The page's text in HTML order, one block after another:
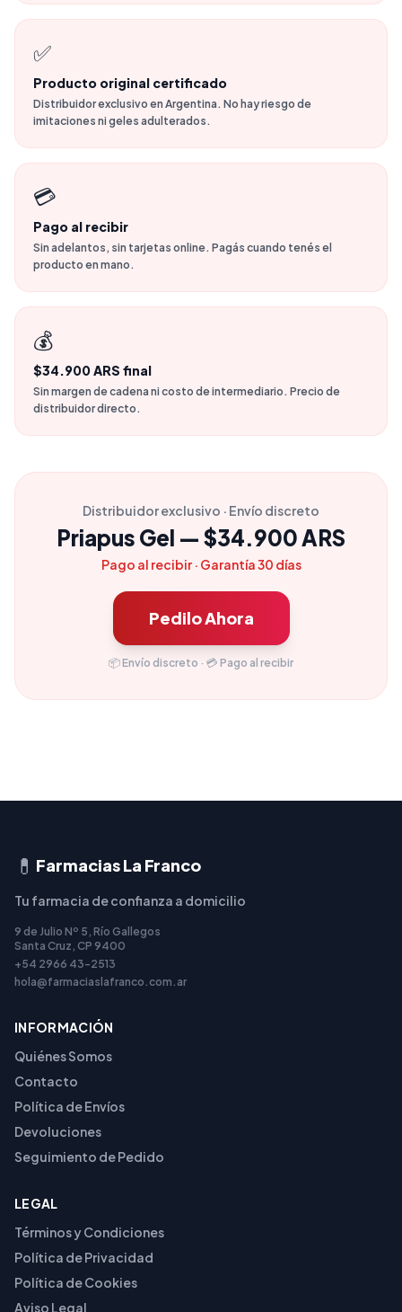
✅
Producto original certificado
Distribuidor exclusivo en Argentina. No hay riesgo de
imitaciones ni geles adulterados.
💳
Pago al recibir
Sin adelantos, sin tarjetas online. Pagás cuando tenés el
producto en mano.
💰
$34.900 ARS final
Sin margen de cadena ni costo de intermediario. Precio de
distribuidor directo.
Distribuidor exclusivo · Envío discreto
Priapus Gel — $34.900 ARS
Pago al recibir · Garantía 30 días
Pedilo Ahora
📦 Envío discreto · 💳 Pago al recibir
💊 Farmacias La Franco
Tu farmacia de confianza a domicilio
9 de Julio Nº 5, Río Gallegos
Santa Cruz, CP 9400
+54 2966 43-2513
hola@farmaciaslafranco.com.ar
INFORMACIÓN
Quiénes Somos
Contacto
Política de Envíos
Devoluciones
Seguimiento de Pedido
LEGAL
Términos y Condiciones
Política de Privacidad
Política de Cookies
Aviso Legal